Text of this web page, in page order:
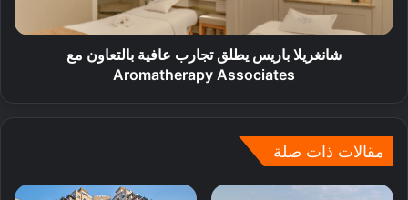
شانغريلا باريس يطلق تجارب عافية بالتعاون مع
Aromatherapy Associates
مقالات ذات صلة